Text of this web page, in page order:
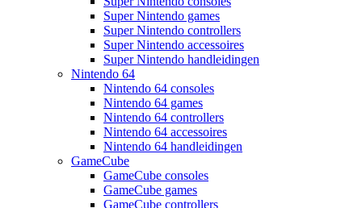
Super Nintendo games
Super Nintendo controllers
Super Nintendo accessoires
Super Nintendo handleidingen
Nintendo 64
Nintendo 64 consoles
Nintendo 64 games
Nintendo 64 controllers
Nintendo 64 accessoires
Nintendo 64 handleidingen
GameCube
GameCube consoles
GameCube games
GameCube controllers